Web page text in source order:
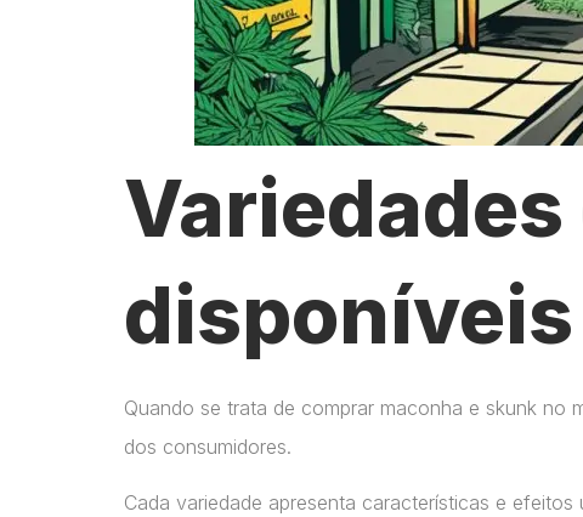
disponíveis
Quando se trata de comprar maconha e skunk no
dos consumidores.
Cada variedade apresenta características e